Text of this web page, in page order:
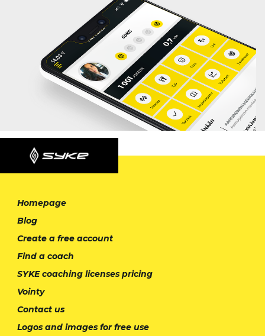
Homepage
Blog
Create a free account
Find a coach
SYKE coaching licenses pricing
Vointy
Contact us
Logos and images for free use